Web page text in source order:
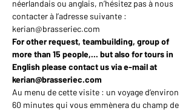
néerlandais ou anglais, n’hésitez pas à nous
contacter à l’adresse suivante :
kerian@brasseriec.com
For other request, teambuilding, group of
more than 15 people,... but also for tours in
English please contact us via e-mail at
kerian@brasseriec.com
Au menu de cette visite : un voyage d’environ
60 minutes qui vous emmènera du champ de